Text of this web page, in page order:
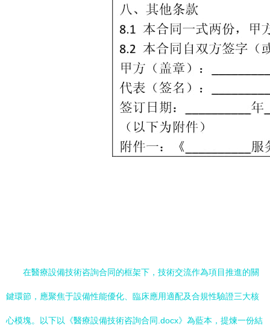
在醫療設備技術咨詢合同的框架下，技術交流作為項目推進的關
鍵環節，應聚焦于設備性能優化、臨床應用適配及合規性驗證三大核
心模塊。以下以《醫療設備技術咨詢合同.docx》為藍本，提煉一份結